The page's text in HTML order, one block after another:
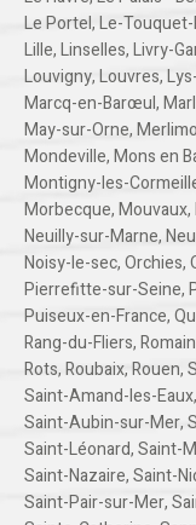
Le Portel,Le-
Lille,Linselles,Livry-
Louvigny,Louvres,
Marcq-en-Barœul,
May-sur-Orne,
Mondeville,Mons en
Montigny-les-
Morbecque,Mouvaux,
Neuilly-sur-Marne,
Noisy-le-sec,Orchies,
Pierrefitte-sur-Seine,
Puiseux-en-France,
Rang-du-Fliers,
Rots,Roubaix,Rouen,
Saint-Amand-les-Eaux,
Saint-Aubin-sur-Mer,
Saint-Léonard,Saint-
Saint-Nazaire,Saint-
Saint-Pair-sur-Mer,